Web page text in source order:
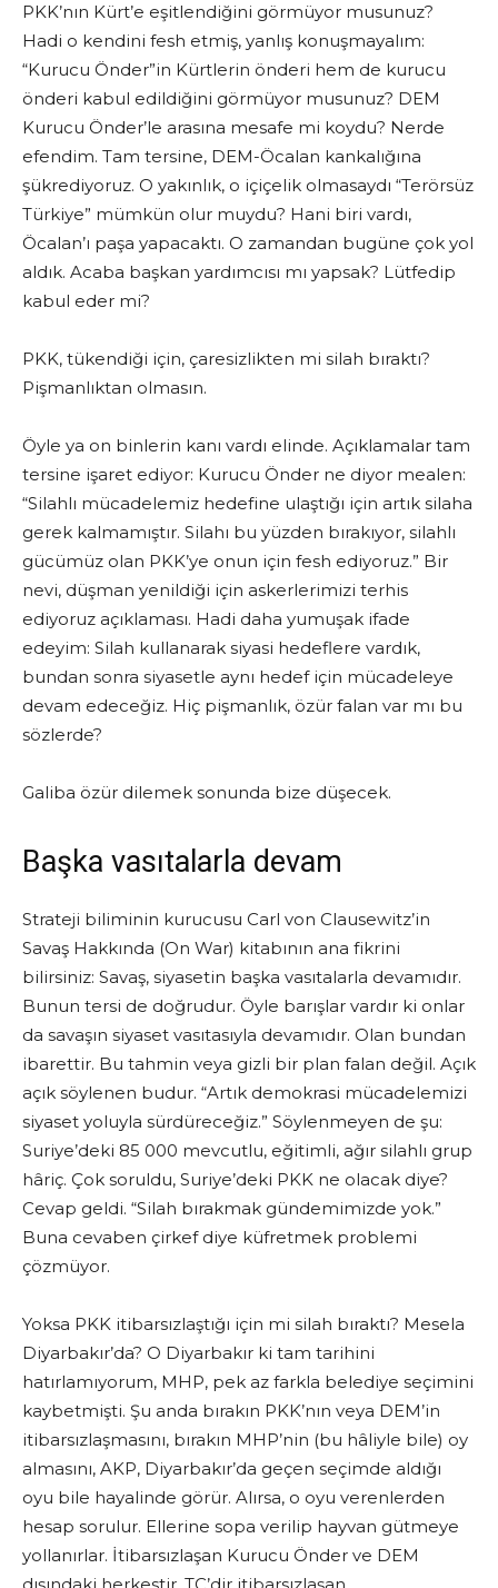
PKK’nın Kürt’e eşitlendiğini görmüyor musunuz?
Hadi o kendini fesh etmiş, yanlış konuşmayalım:
“Kurucu Önder”in Kürtlerin önderi hem de kurucu
önderi kabul edildiğini görmüyor musunuz? DEM
Kurucu Önder’le arasına mesafe mi koydu? Nerde
efendim. Tam tersine, DEM-Öcalan kankalığına
şükrediyoruz. O yakınlık, o içiçelik olmasaydı “Terörsüz
Türkiye” mümkün olur muydu? Hani biri vardı,
Öcalan’ı paşa yapacaktı. O zamandan bugüne çok yol
aldık. Acaba başkan yardımcısı mı yapsak? Lütfedip
kabul eder mi?
PKK, tükendiği için, çaresizlikten mi silah bıraktı?
Pişmanlıktan olmasın.
Öyle ya on binlerin kanı vardı elinde. Açıklamalar tam
tersine işaret ediyor: Kurucu Önder ne diyor mealen:
“Silahlı mücadelemiz hedefine ulaştığı için artık silaha
gerek kalmamıştır. Silahı bu yüzden bırakıyor, silahlı
gücümüz olan PKK’ye onun için fesh ediyoruz.” Bir
nevi, düşman yenildiği için askerlerimizi terhis
ediyoruz açıklaması. Hadi daha yumuşak ifade
edeyim: Silah kullanarak siyasi hedeflere vardık,
bundan sonra siyasetle aynı hedef için mücadeleye
devam edeceğiz. Hiç pişmanlık, özür falan var mı bu
sözlerde?
Galiba özür dilemek sonunda bize düşecek.
Başka vasıtalarla devam
Strateji biliminin kurucusu Carl von Clausewitz’in
Savaş Hakkında (On War) kitabının ana fikrini
bilirsiniz: Savaş, siyasetin başka vasıtalarla devamıdır.
Bunun tersi de doğrudur. Öyle barışlar vardır ki onlar
da savaşın siyaset vasıtasıyla devamıdır. Olan bundan
ibarettir. Bu tahmin veya gizli bir plan falan değil. Açık
açık söylenen budur. “Artık demokrasi mücadelemizi
siyaset yoluyla sürdüreceğiz.” Söylenmeyen de şu:
Suriye’deki 85 000 mevcutlu, eğitimli, ağır silahlı grup
hâriç. Çok soruldu, Suriye’deki PKK ne olacak diye?
Cevap geldi. “Silah bırakmak gündemimizde yok.”
Buna cevaben çirkef diye küfretmek problemi
çözmüyor.
Yoksa PKK itibarsızlaştığı için mi silah bıraktı? Mesela
Diyarbakır’da? O Diyarbakır ki tam tarihini
hatırlamıyorum, MHP, pek az farkla belediye seçimini
kaybetmişti. Şu anda bırakın PKK’nın veya DEM’in
itibarsızlaşmasını, bırakın MHP’nin (bu hâliyle bile) oy
almasını, AKP, Diyarbakır’da geçen seçimde aldığı
oyu bile hayalinde görür. Alırsa, o oyu verenlerden
hesap sorulur. Ellerine sopa verilip hayvan gütmeye
yollanırlar. İtibarsızlaşan Kurucu Önder ve DEM